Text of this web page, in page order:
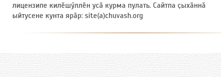
лицензипе килӗшӳллӗн усӑ курма пулать. Сайтпа ҫыхӑннӑ
ыйтусене кунта ярӑр: site(a)chuvash.org